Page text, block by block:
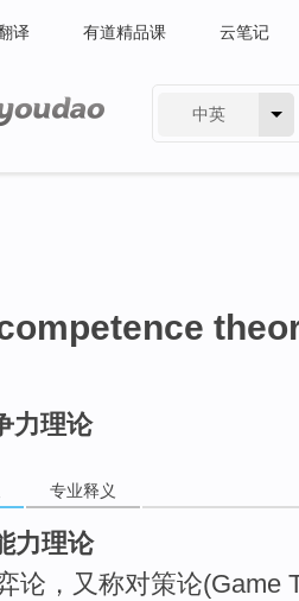
译 有道精品课 云笔记
中英
力理论
专业释义
力理论
论，又称对策论(Game